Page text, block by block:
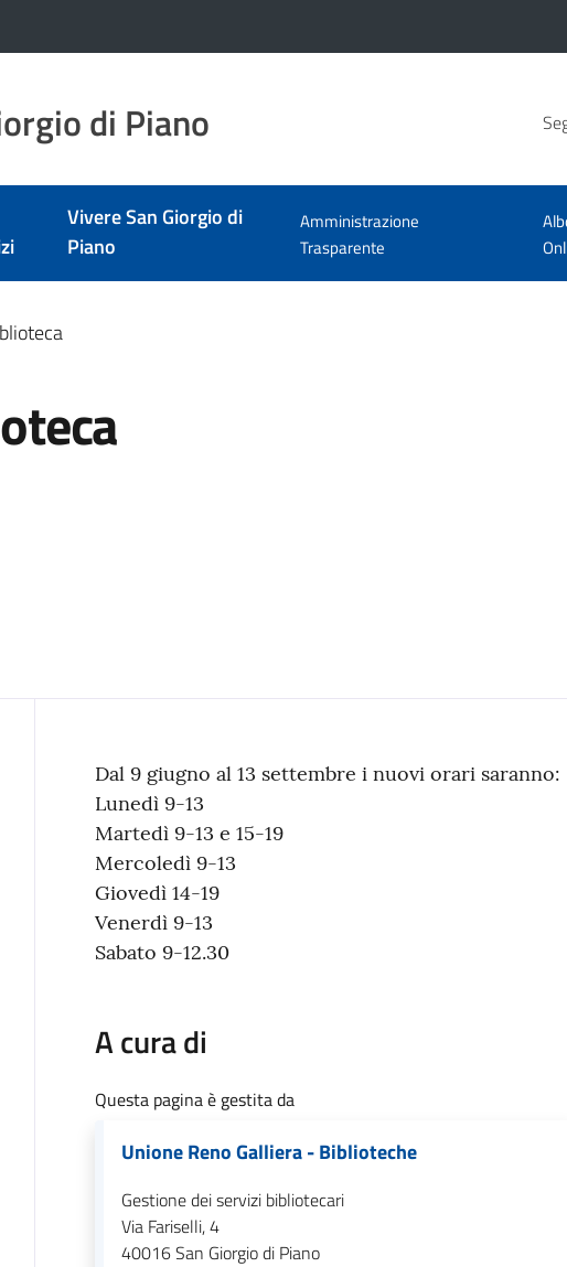
di Piano
Vivere San Giorgio di
Piano
Amministrazione
Trasparente
Contenuto
Dal 9 giugno al 13 settembre i nuovi orari saranno:
Lunedì 9-13
Martedì 9-13 e 15-19
Mercoledì 9-13
Giovedì 14-19
Venerdì 9-13
Sabato 9-12.30
A cura di
Questa pagina è gestita da
Unione Reno Galliera - Biblioteche
Gestione dei servizi bibliotecari
Via Fariselli, 4
40016San Giorgio di Piano